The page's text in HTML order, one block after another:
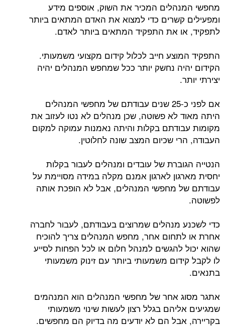
מחפשי המנהלים המכיר את השוק, אוספים מידע
ומפעילים קשרים כדי למצוא את האדם המתאים ביותר
לתפקיד, או את התפקיד המתאים ביותר לאדם.
התפקיד המוצע חייב לכלול קידום מקצועי משמעותי.
הקידום יהיה נחשק יותר ככל שמחפש המנהלים יהיה
יצירתי יותר.
אם לפני כ-25 שנים עבודתם של מחפשי המנהלים
היתה מאוד לא פשוטה, שכן מנהלים לא נטו לעזוב את
מקומות עבודתם בקלות והיתה נאמנות עמוקה למקום
העבודה, הרי שכיום המצב שונה לחלוטין.
הנטייה הגוברת של עובדים ומנהלים לעבור בקלות
יחסית מארגון לארגון אמנם מקלה במידה מסויימת על
עבודתם של מחפשי המנהלים, אבל לא הופכת אותה
לפשוטה.
כדי לשכנע מנהלים שמרוצים בעבודתם, לעבור לחברה
אחרת או לתחום אחר, מחפש המנהלים צריך להוכיח
שהוא יכול להגשים למנהל חלום או לכל הפחות לסייע
לו לקבל קידום משמעותי ביותר עם זינוק משמעותי
בתנאים.
אתגר מסוג אחר של מחפשי המנהלים הוא המנהמים
שמגיעים אליהם בגלל רצון לעשות שינוי משמעותי
בקריירה, אבל הם לא יודעים מה בדיוק הם מחפשים.